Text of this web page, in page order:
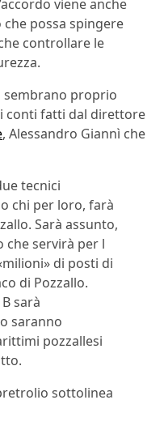
viene anche
possa spingere
controllare le
sembrano proprio
conti fatti dal direttore
, Alessandro Giannì che
tecnici
chi per loro, farà
Sarà assunto,
servirà per l
di posti di
di Pozzallo.
sarà
saranno
pozzallesi
sottolinea